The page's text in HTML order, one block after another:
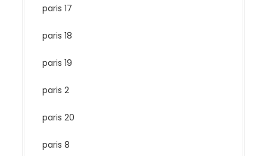
paris 17
paris 18
paris 19
paris 2
paris 20
paris 8